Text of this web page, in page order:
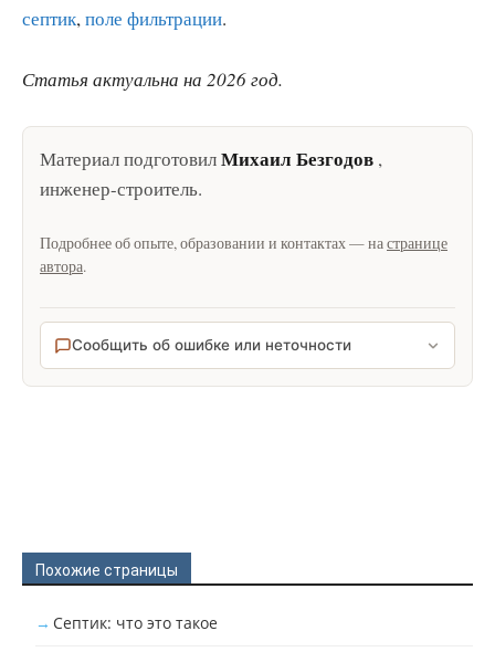
септик,поле фильтрации.
Статья актуальна на 2026 год.
Материал подготовилМихаил Безгодов ,
инженер-строитель.
Подробнее об опыте, образовании и контактах — настранице
автора.
Сообщить об ошибке или неточности
Похожие страницы
Септик: что это такое